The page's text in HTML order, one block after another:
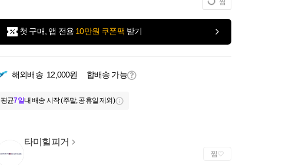
찜
첫 구매, 앱 전용 10만원 쿠폰팩 받기
해외배송 12,000원 합배송 가능
평균7일내 배송 시작 (주말, 공휴일 제외)
타미힐피거
찜